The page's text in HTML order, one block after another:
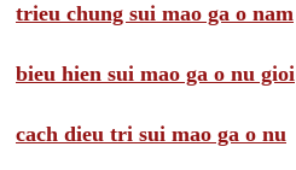
trieu chung sui mao ga o nam
bieu hien sui mao ga o nu gioi
cach dieu tri sui mao ga o nu